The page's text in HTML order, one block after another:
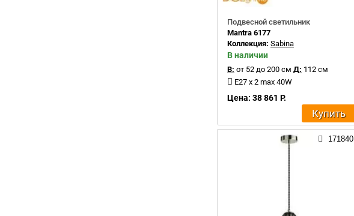
Подвесной светильник
Mantra 6177
Коллекция: Sabina
В наличии
В: от 52 до 200 см Д: 112 см
E27 x 2 max 40W
Цена: 38 861 Р.
Купить
171840